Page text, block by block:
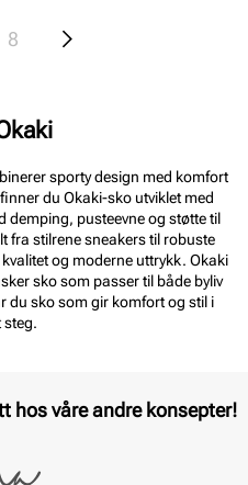
8
sporty design med komfort
du Okaki-sko utviklet med
demping, pusteevne og støtte til
fra stilrene sneakers til robuste
og moderne uttrykk. Okaki
sko som passer til både byliv
du sko som gir komfort og stil i
steg.
hos våre andre konsepter!